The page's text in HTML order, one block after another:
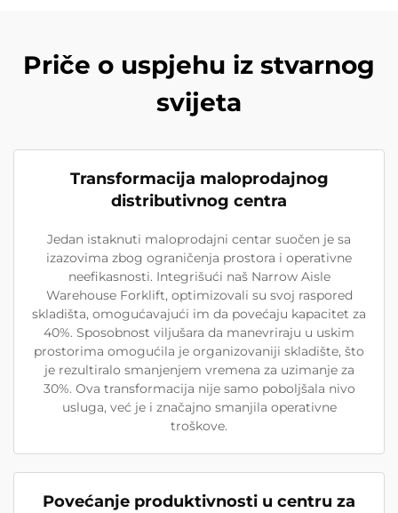
Priče o uspjehu iz stvarnog
svijeta
Transformacija maloprodajnog
distributivnog centra
Jedan istaknuti maloprodajni centar suočen je sa
izazovima zbog ograničenja prostora i operativne
neefikasnosti. Integrišući naš Narrow Aisle
Warehouse Forklift, optimizovali su svoj raspored
skladišta, omogućavajući im da povećaju kapacitet za
40%. Sposobnost viljušara da manevriraju u uskim
prostorima omogućila je organizovaniji skladište, što
je rezultiralo smanjenjem vremena za uzimanje za
30%. Ova transformacija nije samo poboljšala nivo
usluga, već je i značajno smanjila operativne
troškove.
Povećanje produktivnosti u centru za